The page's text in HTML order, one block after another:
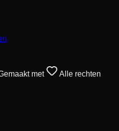
met
Alle rechten